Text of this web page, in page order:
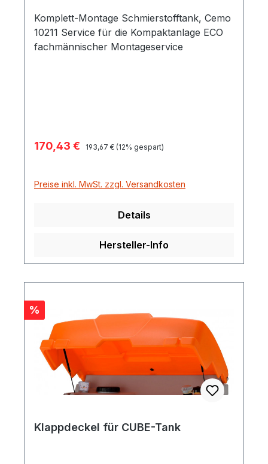
Komplett-Montage Schmierstofftank, Cemo
10211 Service für die Kompaktanlage ECO
fachmännischer Montageservice
Verkaufspreis:
170,43 € Regulärer Preis:
193,67 € (12% gespart)
Preise inkl. MwSt. zzgl. Versandkosten
Details
Hersteller-Info
Rabatt
%
Klappdeckel für CUBE-Tank